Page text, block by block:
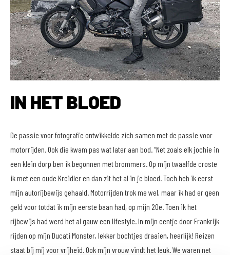
IN HET BLOED
De passie voor fotografie ontwikkelde zich samen met de passie voor
motorrijden. Ook die kwam pas wat later aan bod. “Net zoals elk jochie in
een klein dorp ben ik begonnen met brommers. Op mijn twaalfde croste
ik met een oude Kreidler en dan zit het al in je bloed. Toch heb ik eerst
mijn autorijbewijs gehaald. Motorrijden trok me wel, maar ik had er geen
geld voor totdat ik mijn eerste baan had, op mijn 20e. Toen ik het
rijbewijs had werd het al gauw een lifestyle. In mijn eentje door Frankrijk
rijden op mijn Ducati Monster, lekker bochtjes draaien, heerlijk! Reizen
staat bij mij voor vrijheid. Ook mijn vrouw vindt het leuk. We waren net